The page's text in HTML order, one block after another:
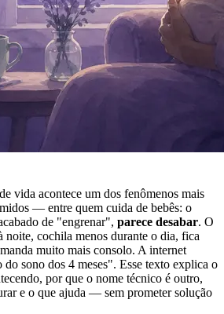
vida acontece um dos fenômenos mais
— entre quem cuida de bebês: o
de "engrenar", parece desabar. O
noite, cochila menos durante o dia, fica
muito mais consolo. A internet
do sono dos 4 meses". Esse texto explica o
por que o nome técnico é outro,
e o que ajuda — sem prometer solução